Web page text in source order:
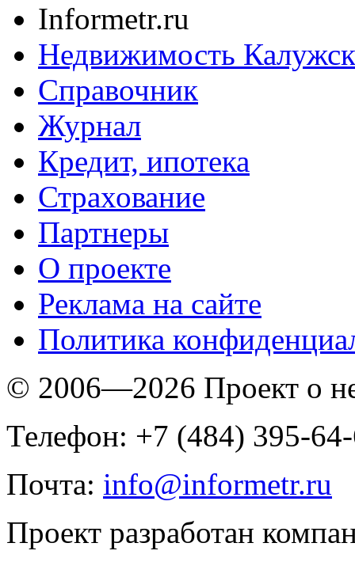
Informetr.ru
Недвижимость
Справочник
Журнал
Кредит, ипотека
Страхование
Партнеры
O проекте
Реклама на сайте
Политика
© 2006—2026 Проект о
Телефон: +7 (484) 395-
Почта: info@informetr.ru
Проект разработан